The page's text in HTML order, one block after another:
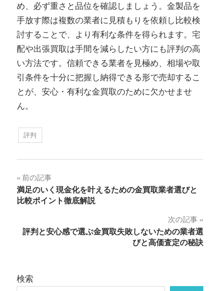
め、必ず重さと品位を確認しましょう。金製品を
手放す際は複数の業者に見積もりを依頼し比較検
討することで、より有利な条件を得られます。宅
配や出張買取は手間を減らしたい方にも評判の高
い方法です。信頼できる業者を見極め、相場や取
引条件を十分に把握し納得できる形で売却するこ
とが、安心・有利な金買取のために欠かせませ
ん。
評判
投
稿
ビ
ー
前の記事
満足のいく現金化を叶えるための金買取業者選びと
比較ポイント徹底解説
次の記事
評判と安心感で選ぶ金買取失敗しないための業者選
びと高価査定の秘訣
検索